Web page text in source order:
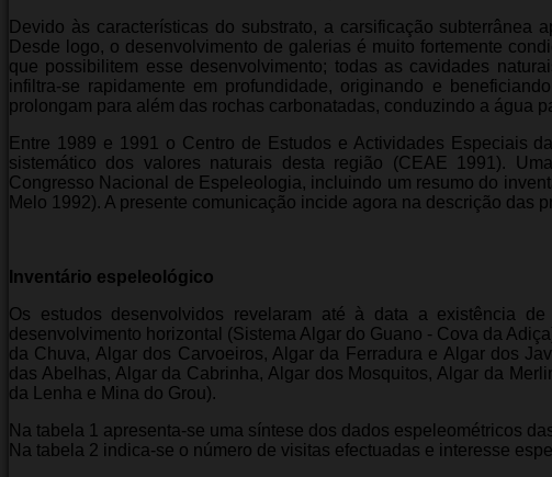
Devido às características do substrato, a carsificação subterrânea
Desde logo, o desenvolvimento de galerias é muito fortemente
que possibilitem esse desenvolvimento; todas as cavidades
infiltra-se rapidamente em profundidade, originando e
prolongam para além das rochas carbonatadas, conduzindo a água
Entre 1989 e 1991 o Centro de Estudos e Actividades Especiais
sistemático dos valores naturais desta região (CEAE 1991).
Congresso Nacional de Espeleologia, incluindo um resumo do
Melo 1992). A presente comunicação incide agora na descrição das
Inventário espeleológico
Os estudos desenvolvidos revelaram até à data a existência
desenvolvimento horizontal (Sistema Algar do Guano - Cova da
da Chuva, Algar dos Carvoeiros, Algar da Ferradura e Algar dos
das Abelhas, Algar da Cabrinha, Algar dos Mosquitos, Algar da
da Lenha e Mina do Grou).
Na tabela 1 apresenta-se uma síntese dos dados espeleométricos
Na tabela 2 indica-se o número de visitas efectuadas e interesse